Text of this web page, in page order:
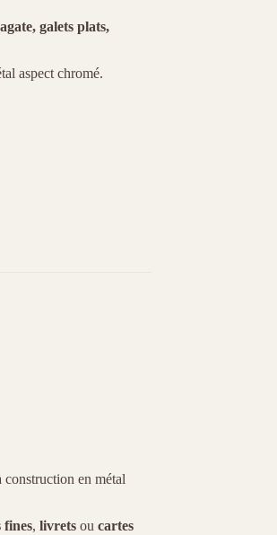
galets plats,
aspect chromé.
construction en métal
fines,livrets oucartes